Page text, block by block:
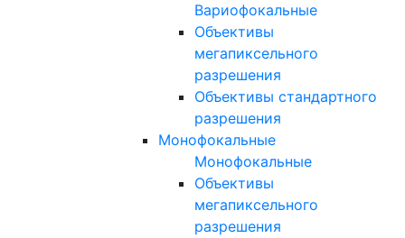
Вариофокальные
Объективы
мегапиксельного
разрешения
Объективы стандартного
разрешения
Монофокальные
Монофокальные
Объективы
мегапиксельного
разрешения